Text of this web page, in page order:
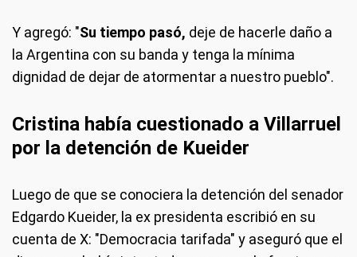
Y agregó: "Su tiempo pasó, deje de hacerle daño a
la Argentina con su banda y tenga la mínima
dignidad de dejar de atormentar a nuestro pueblo".
Cristina había cuestionado a Villarruel
por la detención de Kueider
Luego de que se conociera la detención del senador
Edgardo Kueider, la ex presidenta escribió en su
cuenta de X: "Democracia tarifada" y aseguró que el